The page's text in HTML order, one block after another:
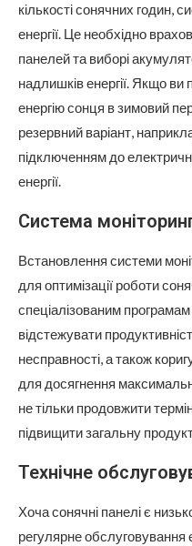
кількості сонячних
енергії. Це необхідно
панелей та виборі
надлишків енергії. Якщо
енергію сонця в зимовий
резервний варіант,
підключенням до
енергії.
Система
Встановлення системи
для оптимізації роботи
спеціалізованим
відстежувати
несправності, а також
для досягнення
не тільки продовжити
підвищити загальну
Технічне
Хоча сонячні панелі є
регулярне обслуговування